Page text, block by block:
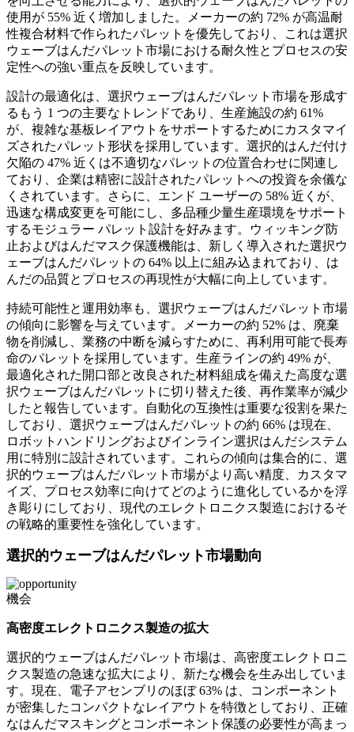
使用が 55% 近く増加しました。メーカーの約 72% が高温耐
性複合材料で作られたパレットを優先しており、これは選択
ウェーブはんだパレット市場における耐久性とプロセスの安
定性への強い重点を反映しています。
設計の最適化は、選択ウェーブはんだパレット市場を形成す
るもう 1 つの主要なトレンドであり、生産施設の約 61%
が、複雑な基板レイアウトをサポートするためにカスタマイ
ズされたパレット形状を採用しています。選択的はんだ付け
欠陥の 47% 近くは不適切なパレットの位置合わせに関連し
ており、企業は精密に設計されたパレットへの投資を余儀な
くされています。さらに、エンド ユーザーの 58% 近くが、
迅速な構成変更を可能にし、多品種少量生産環境をサポート
するモジュラー パレット設計を好みます。ウィッキング防
止およびはんだマスク保護機能は、新しく導入された選択ウ
ェーブはんだパレットの 64% 以上に組み込まれており、は
んだの品質とプロセスの再現性が大幅に向上しています。
持続可能性と運用効率も、選択ウェーブはんだパレット市場
の傾向に影響を与えています。メーカーの約 52% は、廃棄
物を削減し、業務の中断を減らすために、再利用可能で長寿
命のパレットを採用しています。生産ラインの約 49% が、
最適化された開口部と改良された材料組成を備えた高度な選
択ウェーブはんだパレットに切り替えた後、再作業率が減少
したと報告しています。自動化の互換性は重要な役割を果た
しており、選択ウェーブはんだパレットの約 66% は現在、
ロボットハンドリングおよびインライン選択はんだシステム
用に特別に設計されています。これらの傾向は集合的に、選
択的ウェーブはんだパレット市場がより高い精度、カスタマ
イズ、プロセス効率に向けてどのように進化しているかを浮
き彫りにしており、現代のエレクトロニクス製造におけるそ
の戦略的重要性を強化しています。
選択的ウェーブはんだパレット市場動向
機会
高密度エレクトロニクス製造の拡大
選択的ウェーブはんだパレット市場は、高密度エレクトロニ
クス製造の急速な拡大により、新たな機会を生み出していま
す。現在、電子アセンブリのほぼ 63% は、コンポーネント
が密集したコンパクトなレイアウトを特徴としており、正確
なはんだマスキングとコンポーネント保護の必要性が高まっ